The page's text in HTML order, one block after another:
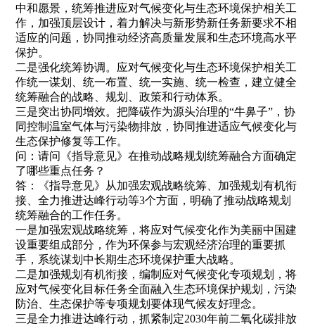
中和愿景，统筹推进应对气候变化与生态环境保护相关工
作，加强顶层设计，着力解决与新形势新任务新要求不相
适应的问题，协同推动经济高质量发展和生态环境高水平
保护。
二是强化统筹协调。应对气候变化与生态环境保护相关工
作统一谋划、统一布置、统一实施、统一检查，建立健全
统筹融合的战略、规划、政策和行动体系。
三是突出协同增效。把降碳作为源头治理的“牛鼻子”，协
同控制温室气体与污染物排放，协同推进适应气候变化与
生态保护修复等工作。
问：请问《指导意见》在推动战略规划统筹融合方面确定
了哪些重点任务？
答：《指导意见》从加强宏观战略统筹、加强规划有机衔
接、全力推进达峰行动等3个方面，明确了推动战略规划
统筹融合的工作任务。
一是加强宏观战略统筹，将应对气候变化作为美丽中国建
设重要组成部分，作为环保参与宏观经济治理的重要抓
手，系统谋划中长期生态环境保护重大战略。
二是加强规划有机衔接，编制应对气候变化专项规划，将
应对气候变化目标任务全面融入生态环境保护规划，污染
防治、生态保护等专项规划要体现气候友好理念。
三是全力推进达峰行动，抓紧制定2030年前二氧化碳排放